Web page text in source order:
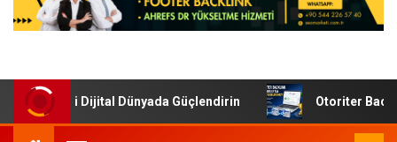
Dijital Dünyada Güçlendirin Otoriter Backlink